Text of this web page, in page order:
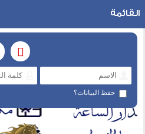
حفظ البيانات؟
القائمة